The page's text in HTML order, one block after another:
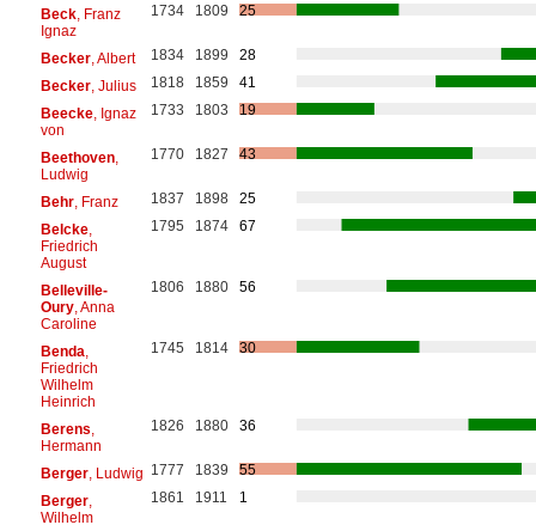
Beck, Franz
Ignaz
1734 1809 25
Becker, Albert 1834 1899
28
Becker, Julius 1818 1859
41
Beecke, Ignaz
von
1733 1803 19
Beethoven,
Ludwig
1770 1827 43
Behr, Franz 1837 1898
25
Belcke,
Friedrich
August
1795 1874 67
Belleville-
Oury, Anna
Caroline
1806 1880 56
Benda
Friedrich
Wilhelm
Heinrich
1745 1814 30
Berens
Hermann
1826 1880 36
Berger, Ludwig 1777 1839
55
Berger,
Wilhelm
1861 1911 1